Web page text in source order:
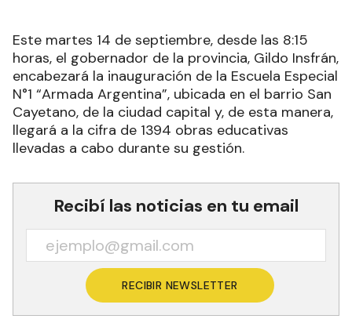
Este martes 14 de septiembre, desde las 8:15
horas, el gobernador de la provincia, Gildo Insfrán,
encabezará la inauguración de la Escuela Especial
N°1 “Armada Argentina”, ubicada en el barrio San
Cayetano, de la ciudad capital y, de esta manera,
llegará a la cifra de 1394 obras educativas
llevadas a cabo durante su gestión.
Recibí las noticias en tu email
RECIBIR NEWSLETTER